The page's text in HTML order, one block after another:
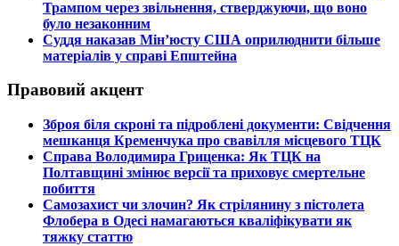
Трампом через звільнення, стверджуючи, що воно
було незаконним
​Суддя наказав Мін’юсту США оприлюднити більше
матеріалів у справі Епштейна
Правовий акцент
​Зброя біля скроні та підроблені документи: Свідчення
мешканця Кременчука про свавілля місцевого ТЦК
​Справа Володимира Гриценка: Як ТЦК на
Полтавщині змінює версії та приховує смертельне
побиття
​Самозахист чи злочин? Як стрілянину з пістолета
Флобера в Одесі намагаються кваліфікувати як
тяжку статтю